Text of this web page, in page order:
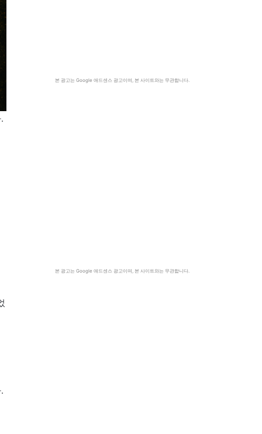
본 광고는 Google 애드센스 광고이며, 본 사이트와는 무관합니다.
본 광고는 Google 애드센스 광고이며, 본 사이트와는 무관합니다.